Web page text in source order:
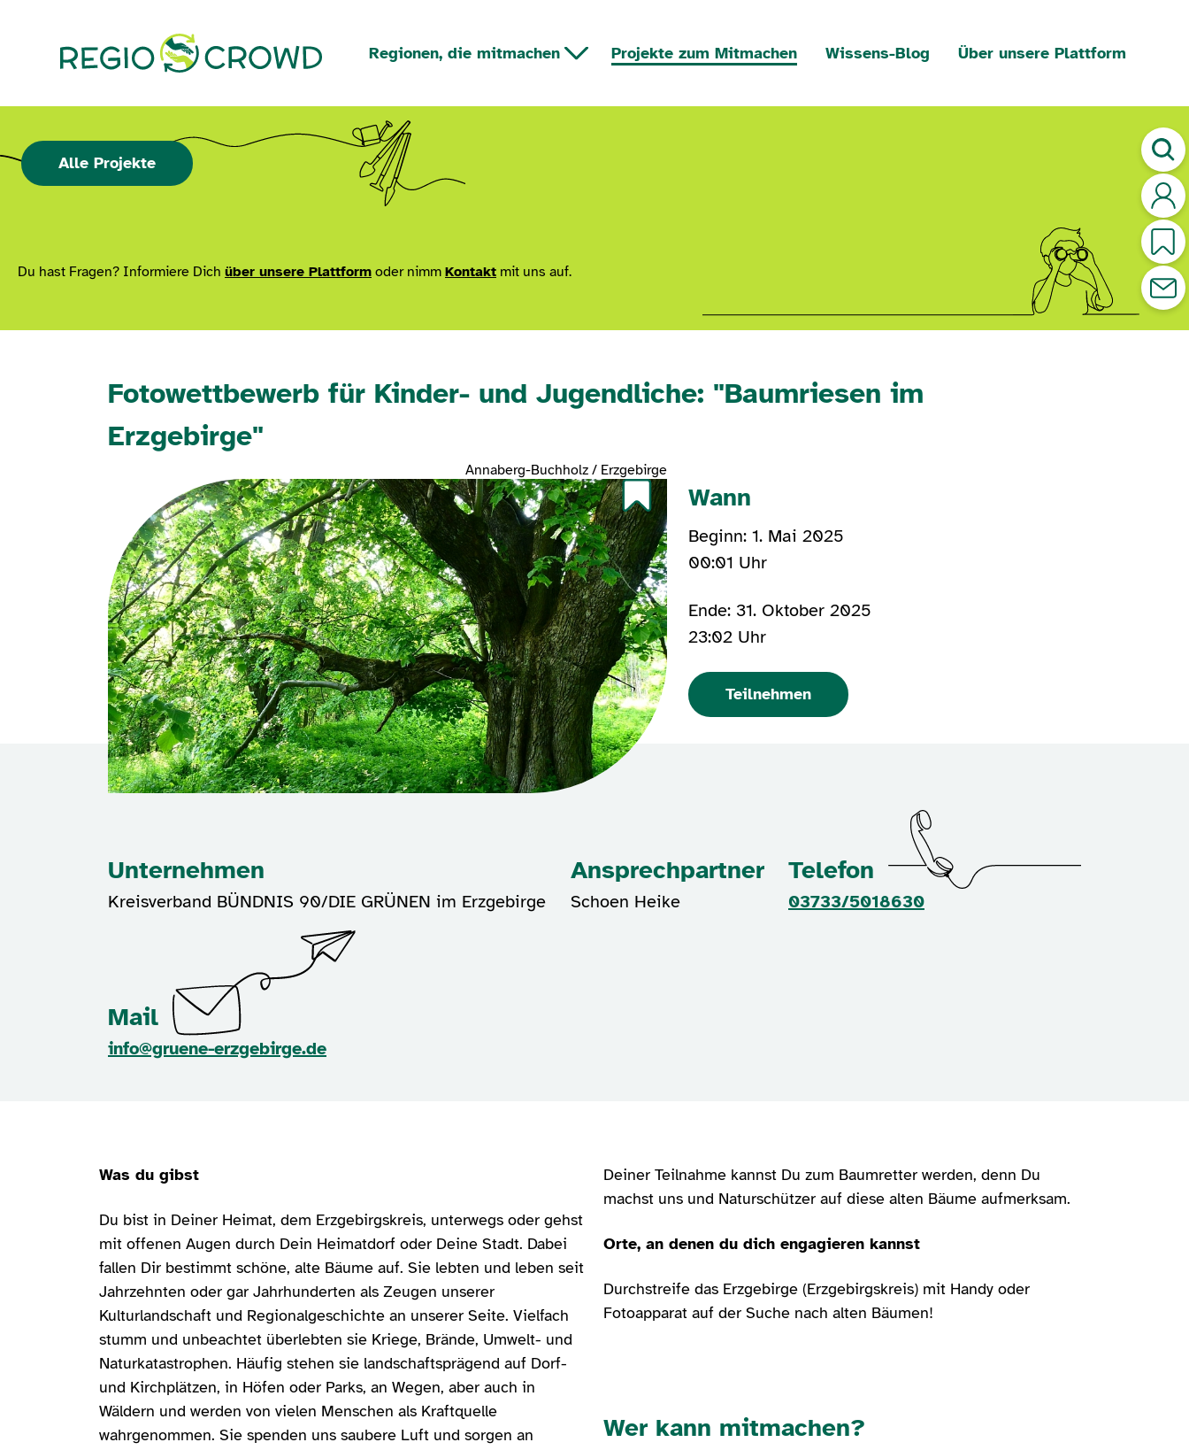
Regionen, die mitmachen Projekte zum Mitmachen Wissens-Blog Über unsere Plattform
Alle Projekte
Du hast Fragen? Informiere Dich über unsere Plattform oder nimm Kontakt mit uns auf.
Fotowettbewerb für Kinder- und Jugendliche: "Baumriesen im
Erzgebirge"
Annaberg-Buchholz / Erzgebirge
Wann
Beginn: 1. Mai 2025
00:01 Uhr
Ende: 31. Oktober 2025
23:02 Uhr
Teilnehmen
Unternehmen
Kreisverband BÜNDNIS 90/DIE GRÜNEN im Erzgebirge
Ansprechpartner
Schoen Heike
Telefon
03733/5018630
Mail
info@gruene-erzgebirge.de
Was du gibst
Du bist in Deiner Heimat, dem Erzgebirgskreis, unterwegs oder gehst
mit offenen Augen durch Dein Heimatdorf oder Deine Stadt. Dabei
fallen Dir bestimmt schöne, alte Bäume auf. Sie lebten und leben seit
Jahrzehnten oder gar Jahrhunderten als Zeugen unserer
Kulturlandschaft und Regionalgeschichte an unserer Seite. Vielfach
stumm und unbeachtet überlebten sie Kriege, Brände, Umwelt- und
Naturkatastrophen. Häufig stehen sie landschaftsprägend auf Dorf-
und Kirchplätzen, in Höfen oder Parks, an Wegen, aber auch in
Wäldern und werden von vielen Menschen als Kraftquelle
wahrgenommen. Sie spenden uns saubere Luft und sorgen an
Deiner Teilnahme kannst Du zum Baumretter werden, denn Du
machst uns und Naturschützer auf diese alten Bäume aufmerksam.
Orte, an denen du dich engagieren kannst
Durchstreife das Erzgebirge (Erzgebirgskreis) mit Handy oder
Fotoapparat auf der Suche nach alten Bäumen!
Wer kann mitmachen?